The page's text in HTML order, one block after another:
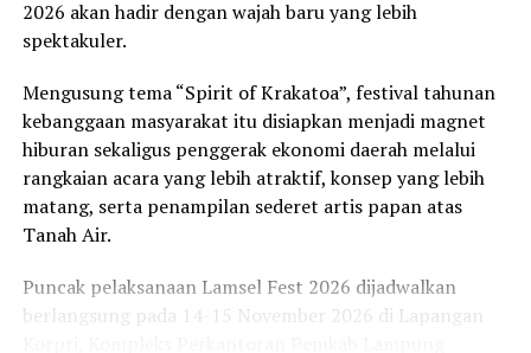
kepentingan. (rls)
RELATED TOPICS:
UP NEXT
BBPOM Audiensi ke Pemkab Lamsel
DON'T MISS
2026 akan hadir dengan wajah baru yang lebih
spektakuler.
Mengusung tema “Spirit of Krakatoa”, festival tahunan
kebanggaan masyarakat itu disiapkan menjadi magnet
hiburan sekaligus penggerak ekonomi daerah melalui
rangkaian acara yang lebih atraktif, konsep yang lebih
matang, serta penampilan sederet artis papan atas
Tanah Air.
Puncak pelaksanaan Lamsel Fest 2026 dijadwalkan
berlangsung pada 14-15 November 2026 di Lapangan